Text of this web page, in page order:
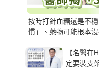
按時打針血糖還是不
慣」、藥物可能根本
【名醫在
定要裝支